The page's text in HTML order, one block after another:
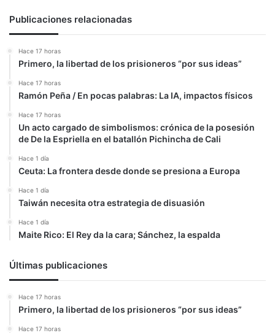
Publicaciones relacionadas
Hace 17 horas
Primero, la libertad de los prisioneros “por sus ideas”
Hace 17 horas
Ramón Peña / En pocas palabras: La IA, impactos físicos
Hace 17 horas
Un acto cargado de simbolismos: crónica de la posesión
de De la Espriella en el batallón Pichincha de Cali
Hace 1 día
Ceuta: La frontera desde donde se presiona a Europa
Hace 1 día
Taiwán necesita otra estrategia de disuasión
Hace 1 día
Maite Rico: El Rey da la cara; Sánchez, la espalda
Últimas publicaciones
Hace 17 horas
Primero, la libertad de los prisioneros “por sus ideas”
Hace 17 horas